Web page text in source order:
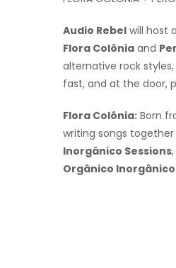
Audio Rebel will host
Flora Colônia and
alternative rock
fast, and at the door,
Flora Colônia: Born
writing songs
Inorgânico Sessions
Orgânico Inorgânico